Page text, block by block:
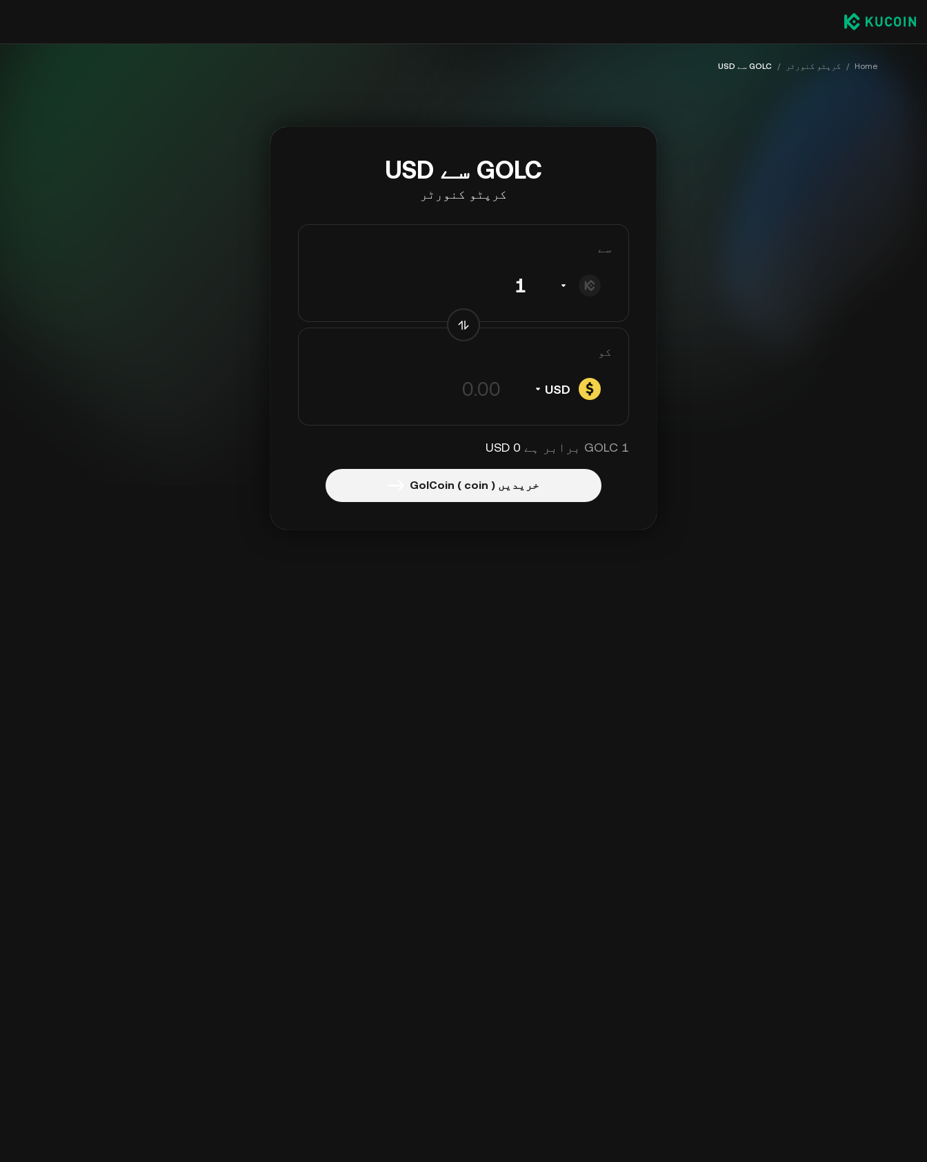
Home
/ کرپٹو کنورٹر / GOLC سے USD
GOLC سے USD
کرپٹو کنورٹر
سے
کو
USD
1 GOLC برابر ہے 0 USD
خریدیں GolCoin ( coin )